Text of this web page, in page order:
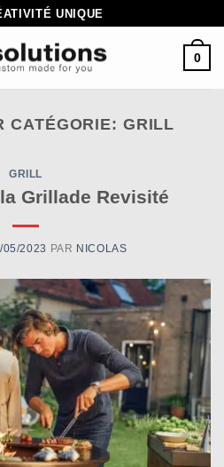
UNIQUE
0
CATÉGORIE: GRILL
GRILL
Grillade Revisité
05/2023 PAR NICOLAS